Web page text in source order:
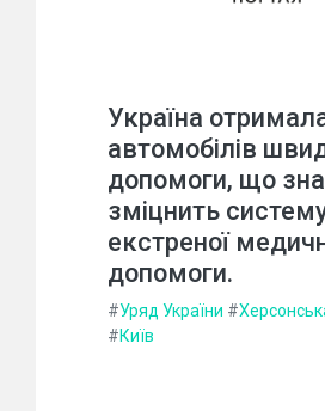
Україна
автомобілів
допомоги, що
зміцнить
екстреної
допомоги.
#Уряд України #
#Київ